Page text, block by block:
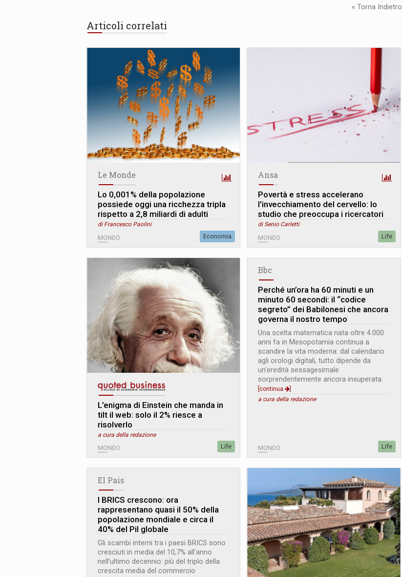
« Torna Indietro
Articoli correlati
Le Monde
Lo 0,001% della popolazione
possiede oggi una ricchezza tripla
rispetto a 2,8 miliardi di adulti
di Francesco Paolini
MONDO Economia
Ansa
Povertà e stress accelerano
l'invecchiamento del cervello: lo
studio che preoccupa i ricercatori
di Senio Carletti
MONDO Life
L’enigma di Einstein che manda in
tilt il web: solo il 2% riesce a
risolverlo
a cura della redazione
MONDO Life
Bbc
Perché un’ora ha 60 minuti e un
minuto 60 secondi: il “codice
segreto” dei Babilonesi che ancora
governa il nostro tempo
Una scelta matematica nata oltre 4.000
anni fa in Mesopotamia continua a
scandire la vita moderna: dal calendario
agli orologi digitali, tutto dipende da
un’eredità sessagesimale
sorprendentemente ancora insuperata.
[continua
a cura della redazione
MONDO Life
El Pais
I BRICS crescono: ora
rappresentano quasi il 50% della
popolazione mondiale e circa il
40% del Pil globale
Gli scambi interni tra i paesi BRICS sono
cresciuti in media del 10,7% all’anno
nell’ultimo decennio: più del triplo della
crescita media del commercio